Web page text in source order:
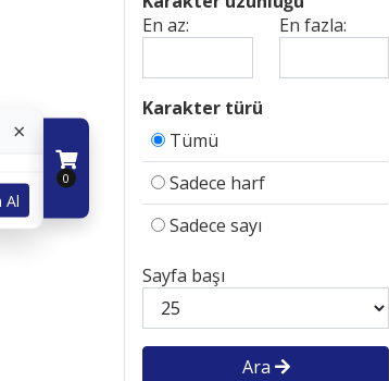
En az:
En fazla:
Karakter türü
Tümü
Sadece harf
Sadece sayı
Sayfa başı
Ara
0
×
Al